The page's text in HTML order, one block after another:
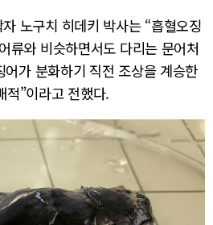
노구치 히데키 박사는 “흡혈오징
류와 비슷하면서도 다리는 문어처
어가 분화하기 직전 조상을 계승한
적”이라고 전했다.